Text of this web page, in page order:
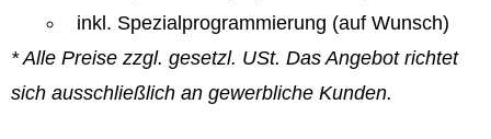
inkl. Spezialprogrammierung (auf Wunsch)
* Alle Preise zzgl. gesetzl. USt. Das Angebot richtet
sich ausschließlich an gewerbliche Kunden.